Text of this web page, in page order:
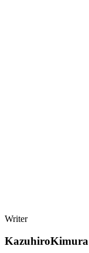
Writer
KazuhiroKimura